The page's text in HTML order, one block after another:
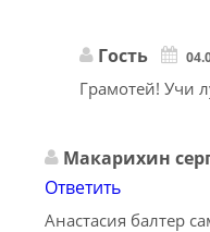
Гость
Грамотей! Учи
Макарихин
Ответить
Анастасия балтер